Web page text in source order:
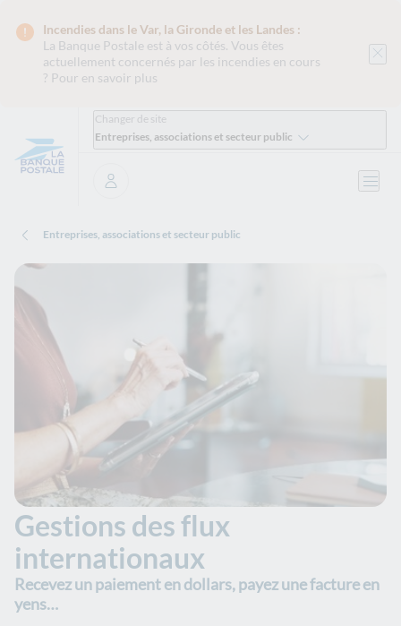
Incendies dans le Var, la Gironde et les Landes :
La Banque Postale est à vos côtés. Vous êtes
actuellement concernés par les incendies en cours
? Pour en savoir plus
Changer de site
Entreprises, associations et secteur public
Se connecter
Entreprises, associations et secteur public
Gestions des flux
internationaux
Recevez un paiement en dollars, payez une facture en
yens…